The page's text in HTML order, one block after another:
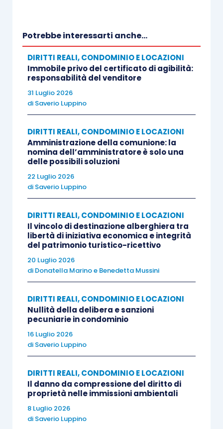
“In tema di impugnazione delle deliberazioni delle
assemblee condominiali,l’omessa convocazione di
un condomino costituisce motivo di annullamento e
non già di nullità delle deliberazioni assembleari
assunte. Trova, quindi, applicazione in materia l’art.
1441 cod. civ., secondo il quale l’annullamento può
essere domandato solo dalla parte nel cui interesse
è stabilito dalla legge.Ne consegue che il
condomino convocato non è legittimato ad
impugnare la delibera per omessa convocazione di
altri condomini”.
Il condomino Tizio evocava avanti al Tribunale di
Tivoli il Condominio affinché dichiarasse la nullità
di una deliberazione assembleare, per avere
agli acquirenti di alcune delle unità immobiliari,
alienate dall’attore a terzi.
appartamento e di un garage – ottenuti dal
frazionamento del locale originario – e
nonostante avesse dato comunicazione
dell’avventura vendita dei ridetti beni
Potrebbe interessarti anche...
DIRITTI REALI, CONDOMINIO E LOCAZIONI
Immobile privo del certificato di agibilità:
responsabilità del venditore
31 Luglio 2026
di Saverio Luppino
DIRITTI REALI, CONDOMINIO E LOCAZIONI
Amministrazione della comunione: la
nomina dell’amministratore è solo una
delle possibili soluzioni
22 Luglio 2026
di Saverio Luppino
DIRITTI REALI, CONDOMINIO E LOCAZIONI
Il vincolo di destinazione alberghiera tra
libertà di iniziativa economica e integrità
del patrimonio turistico-ricettivo
20 Luglio 2026
di Donatella Marinoe Benedetta Mussini
DIRITTI REALI, CONDOMINIO E LOCAZIONI
Nullità della delibera e sanzioni
pecuniarie in condominio
16 Luglio 2026
di Saverio Luppino
DIRITTI REALI, CONDOMINIO E LOCAZIONI
Il danno da compressione del diritto di
proprietà nelle immissioni ambientali
8 Luglio 2026
di Saverio Luppino